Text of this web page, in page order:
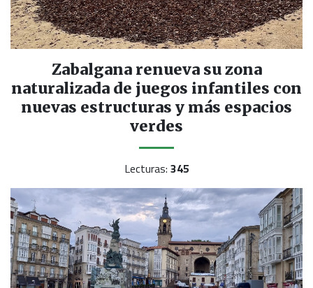
Zabalgana renueva su zona
naturalizada de juegos infantiles con
nuevas estructuras y más espacios
verdes
Lecturas: 345